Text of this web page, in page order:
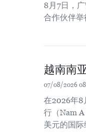
8月7日，
合作伙伴举
越南南
07/08/2026
在2026年8
行（Nam
美元的国际